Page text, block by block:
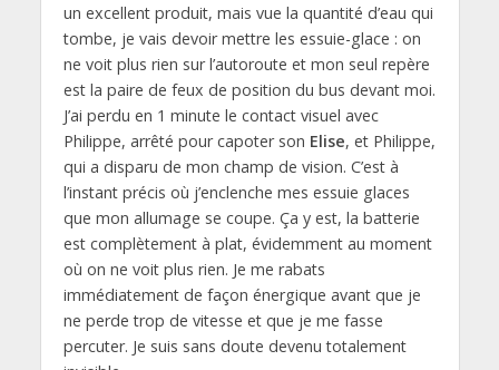
un excellent produit, mais vue la quantité d’eau qui
tombe, je vais devoir mettre les essuie-glace : on
ne voit plus rien sur l’autoroute et mon seul repère
est la paire de feux de position du bus devant moi.
J’ai perdu en 1 minute le contact visuel avec
Philippe, arrêté pour capoter son Elise, et Philippe,
qui a disparu de mon champ de vision. C’est à
l’instant précis où j’enclenche mes essuie glaces
que mon allumage se coupe. Ça y est, la batterie
est complètement à plat, évidemment au moment
où on ne voit plus rien. Je me rabats
immédiatement de façon énergique avant que je
ne perde trop de vitesse et que je me fasse
percuter. Je suis sans doute devenu totalement